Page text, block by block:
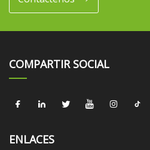
COMPARTIR SOCIAL
ENLACES